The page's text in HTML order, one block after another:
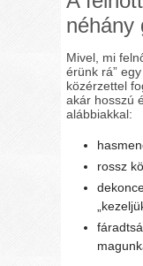
néhány
Mivel, mi
érünk rá”
közérzettel
akár hosszú
alábbiakkal:
rossz